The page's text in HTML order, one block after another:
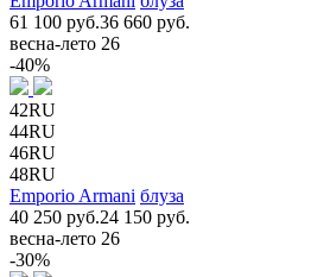
61 100 руб.36 660 руб.
весна-лето 26
-40%
42RU
44RU
46RU
48RU
Emporio Armani блуза
40 250 руб.24 150 руб.
весна-лето 26
-30%